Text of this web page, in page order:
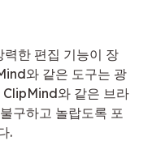
한 편집 기능이 장
와 같은 도구는 광
ClipMind와 같은 브라
구하고 놀랍도록 포
.